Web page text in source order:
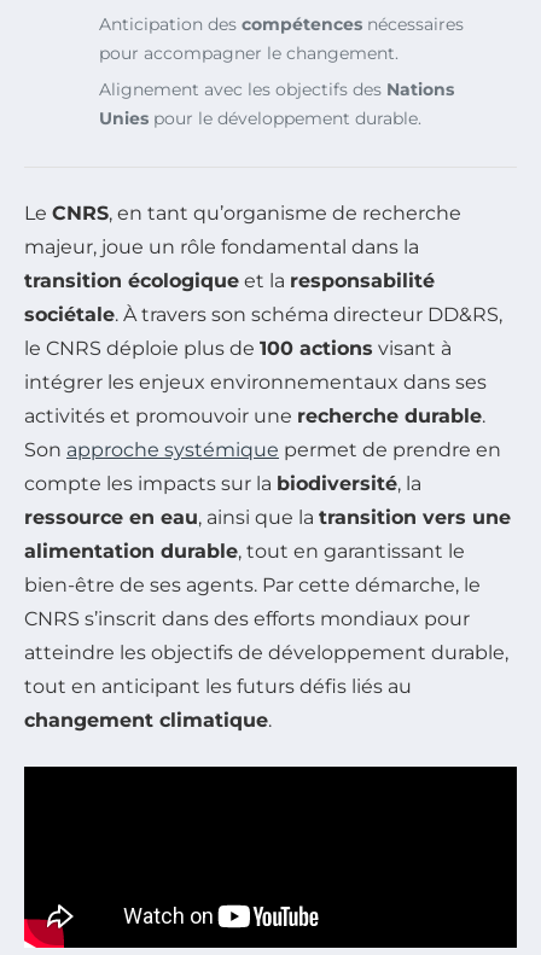
Anticipation des compétences nécessaires
pour accompagner le changement.
Alignement avec les objectifs des Nations
Unies pour le développement durable.
Le CNRS, en tant qu’organisme de recherche
majeur, joue un rôle fondamental dans la
transition écologique et la responsabilité
sociétale. À travers son schéma directeur DD&RS,
le CNRS déploie plus de 100 actions visant à
intégrer les enjeux environnementaux dans ses
activités et promouvoir une recherche durable.
Son approche systémique permet de prendre en
compte les impacts sur la biodiversité, la
ressource en eau, ainsi que la transition vers une
alimentation durable, tout en garantissant le
bien-être de ses agents. Par cette démarche, le
CNRS s’inscrit dans des efforts mondiaux pour
atteindre les objectifs de développement durable,
tout en anticipant les futurs défis liés au
changement climatique.